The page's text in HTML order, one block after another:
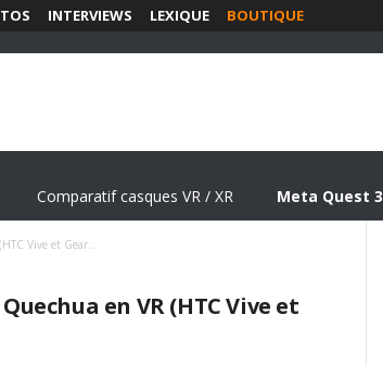
INTERVIEWS LEXIQUE BOUTIQUE
Comparatif casques VR / XR Meta Quest 3
Vive et Gear...
en VR (HTC Vive et